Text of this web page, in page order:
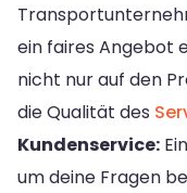
ein faires Angebot
nicht nur auf den
die Qualität des
Kundenservice:
um deine Fragen